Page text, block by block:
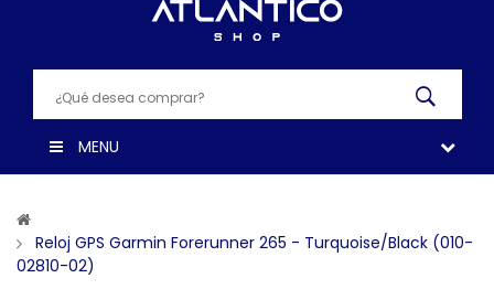
MENU
Reloj GPS Garmin Forerunner 265 - Turquoise/Black (010-
02810-02)